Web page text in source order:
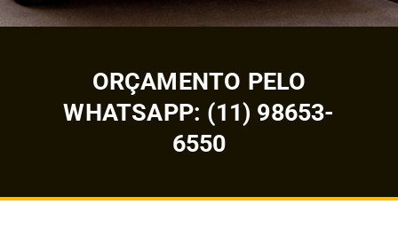
ORÇAMENTO PELO
WHATSAPP: (11) 98653-
6550